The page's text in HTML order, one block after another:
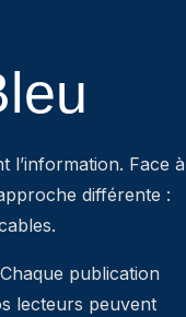
l’information. Face à
différente :
publication
lecteurs peuvent